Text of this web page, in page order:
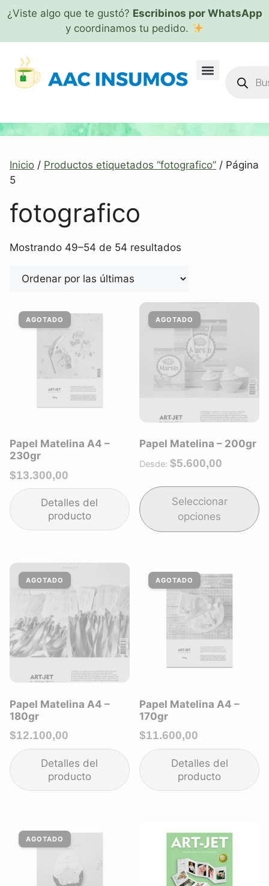
¿Viste algo que te gustó? Escribinos por WhatsApp
y coordinamos tu pedido.
Inicio / Productos etiquetados “fotografico” / Página
5
fotografico
Mostrando 49–54 de 54 resultados
Papel Matelina A4 –
230gr
$13.300,00
Papel Matelina – 200gr
Desde:$5.600,00
Seleccionar
opciones
Papel Matelina A4 –
180gr
$12.100,00
Papel Matelina A4 –
170gr
$11.600,00